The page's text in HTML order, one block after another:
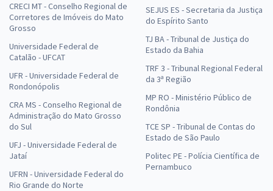
CRECI MT - Conselho Regional de
Corretores de Imóveis do Mato
Grosso
Universidade Federal de
Catalão - UFCAT
UFR - Universidade Federal de
Rondonópolis
CRA MS - Conselho Regional de
Administração do Mato Grosso
do Sul
UFJ - Universidade Federal de
Jataí
UFRN - Universidade Federal do
Rio Grande do Norte
SEJUS ES - Secretaria da Justiça
do Espírito Santo
TJ BA - Tribunal de Justiça do
Estado da Bahia
TRF 3 - Tribunal Regional Federal
da 3ª Região
MP RO - Ministério Público de
Rondônia
TCE SP - Tribunal de Contas do
Estado de São Paulo
Politec PE - Polícia Científica de
Pernambuco